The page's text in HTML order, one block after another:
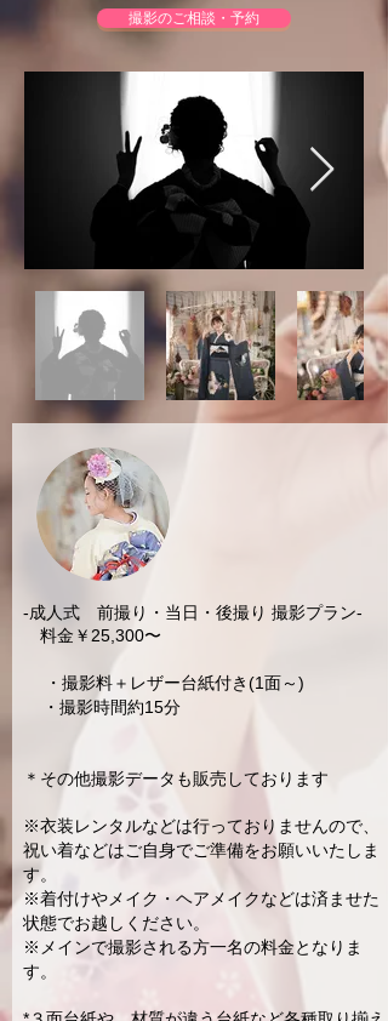
撮影のご相談・予約
-成人式 前撮り・当日・後撮り 撮影プラン-
料金￥25,300〜
・撮影料＋レザー台紙付き(1面～)
・撮影時間約15分
＊その他撮影データも販売しております
※衣装レンタルなどは行っておりませんので、
祝い着などはご自身でご準備をお願いいたしま
す。
※着付けやメイク・ヘアメイクなどは済ませた
状態でお越しください。
※メインで撮影される方一名の料金となりま
す。